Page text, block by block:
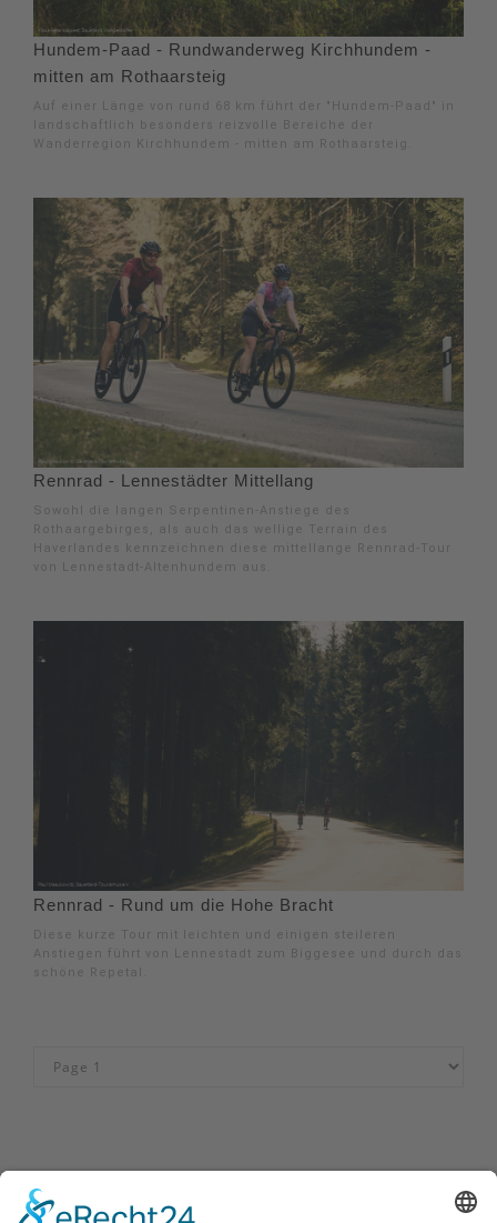
Hundem-Paad - Rundwanderweg Kirchhundem -
mitten am Rothaarsteig
Auf einer Länge von rund 68 km führt der "Hundem-Paad" in
landschaftlich besonders reizvolle Bereiche der
Wanderregion Kirchhundem - mitten am Rothaarsteig.
Rennrad - Lennestädter Mittellang
Sowohl die langen Serpentinen-Anstiege des
Rothaargebirges, als auch das wellige Terrain des
Haverlandes kennzeichnen diese mittellange Rennrad-Tour
von Lennestadt-Altenhundem aus.
Rennrad - Rund um die Hohe Bracht
Diese kurze Tour mit leichten und einigen steileren
Anstiegen führt von Lennestadt zum Biggesee und durch das
schöne Repetal.